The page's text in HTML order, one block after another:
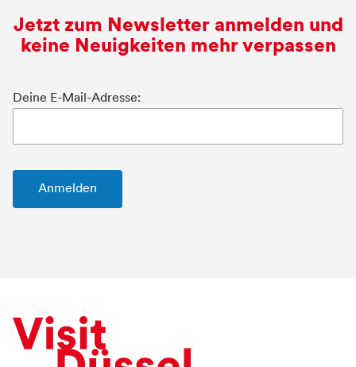
Jetzt zum Newsletter anmelden und
keine Neuigkeiten mehr verpassen
Deine E-Mail-Adresse: